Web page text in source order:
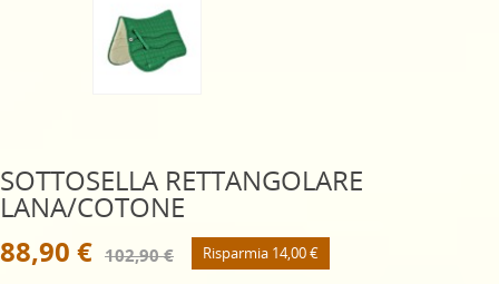
SOTTOSELLA RETTANGOLARE
LANA/COTONE
88,90 € 102,90 € Risparmia 14,00 €